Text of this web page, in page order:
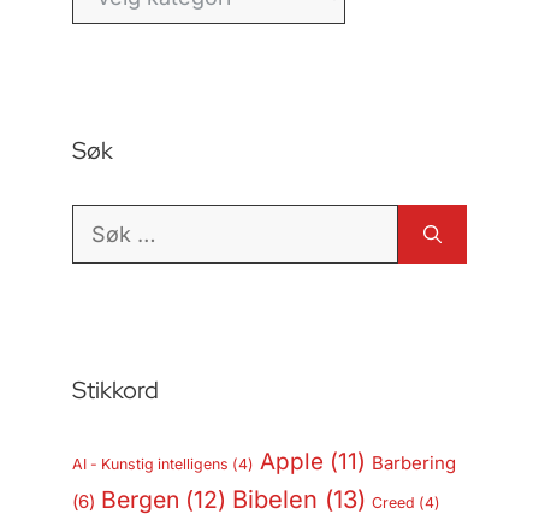
Søk
Søk
Stikkord
AI - Kunstig intelligens (4) Apple (11) Barbering
(6) Bergen (12) Bibelen (13) Creed (4)